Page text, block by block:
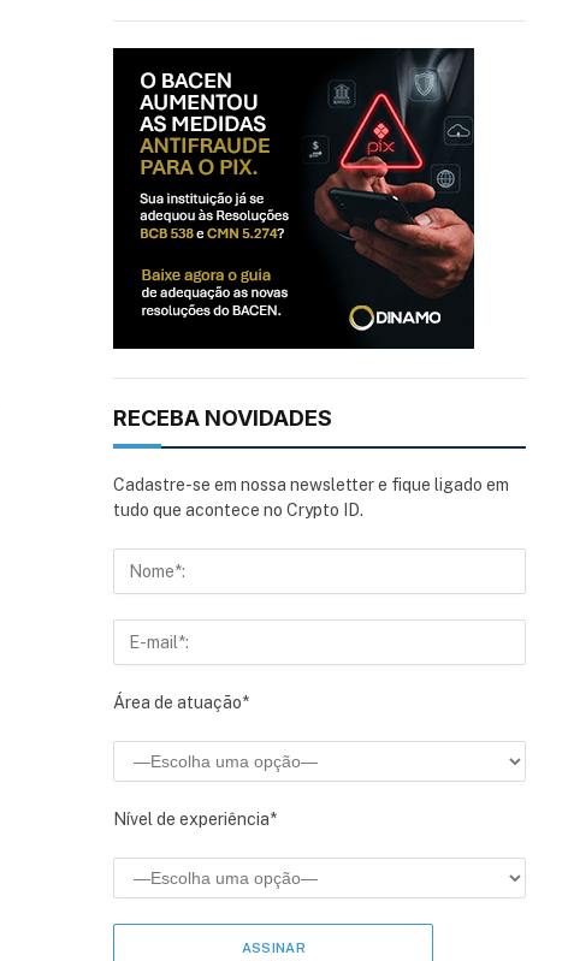
RECEBA NOVIDADES
Cadastre-se em nossa newsletter e fique ligado em
tudo que acontece no Crypto ID.
Área de atuação*
Nível de experiência*